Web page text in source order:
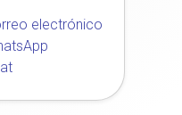
electrónico